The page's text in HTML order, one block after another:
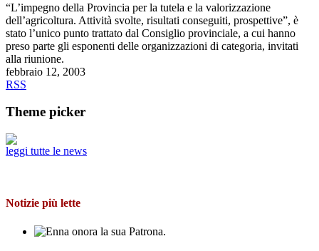
“L’impegno della Provincia per la tutela e la valorizzazione
dell’agricoltura. Attività svolte, risultati conseguiti, prospettive”, è
stato l’unico punto trattato dal Consiglio provinciale, a cui hanno
preso parte gli esponenti delle organizzazioni di categoria, invitati
alla riunione.
febbraio 12, 2003
RSS
Theme picker
leggi tutte le news
Notizie più lette